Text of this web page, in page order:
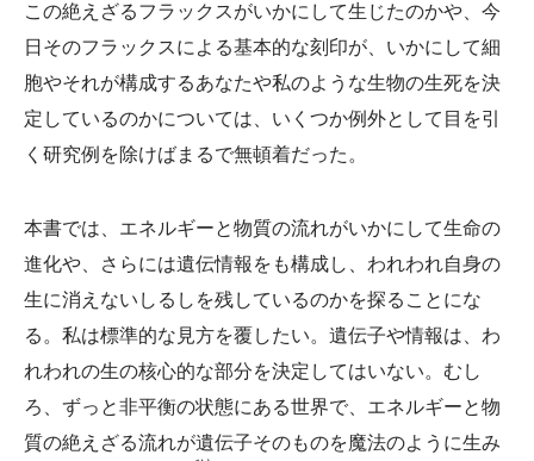
この絶えざるフラックスがいかにして生じたのかや、今
日そのフラックスによる基本的な刻印が、いかにして細
胞やそれが構成するあなたや私のような生物の生死を決
定しているのかについては、いくつか例外として目を引
く研究例を除けばまるで無頓着だった。
本書では、エネルギーと物質の流れがいかにして生命の
進化や、さらには遺伝情報をも構成し、われわれ自身の
生に消えないしるしを残しているのかを探ることにな
る。私は標準的な見方を覆したい。遺伝子や情報は、わ
れわれの生の核心的な部分を決定してはいない。むし
ろ、ずっと非平衡の状態にある世界で、エネルギーと物
質の絶えざる流れが遺伝子そのものを魔法のように生み